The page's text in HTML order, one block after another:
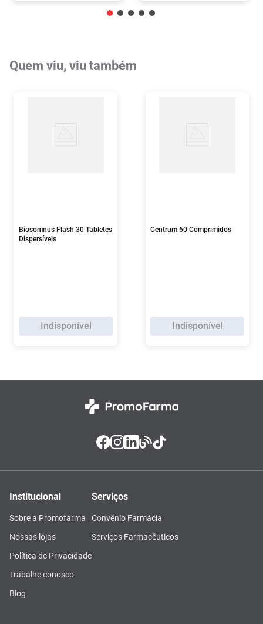
Quem viu, viu também
Biosomnus Flash 30 Tabletes
Dispersíveis
Indisponível
Centrum 60 Comprimidos
Indisponível
Institucional
Sobre a Promofarma
Nossas lojas
Política de Privacidade
Trabalhe conosco
Blog
Serviços
Convênio Farmácia
Serviços Farmacêuticos